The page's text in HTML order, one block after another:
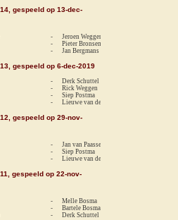
gespeeld op 13-dec-
- Jeroen Weggen
- Pieter Bronsema
- Jan Bergmans
gespeeld op 6-dec-2019
- Derk Schuttel
- Rick Weggen
- Siep Postma
- Lieuwe van der Veen
gespeeld op 29-nov-
- Jan van Paassen
- Siep Postma
- Lieuwe van der Veen
gespeeld op 22-nov-
- Melle Bosma
- Bartele Bosma
- Derk Schuttel